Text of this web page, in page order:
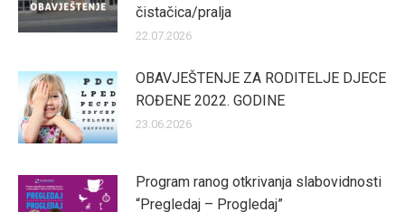
čistačica/pralja
22.07.2026
OBAVJEŠTENJE ZA RODITELJE DJECE
ROĐENE 2022. GODINE
23.06.2026
Program ranog otkrivanja slabovidnosti
“Pregledaj – Progledaj”